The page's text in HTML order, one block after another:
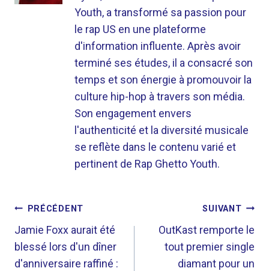
Youth, a transformé sa passion pour
le rap US en une plateforme
d'information influente. Après avoir
terminé ses études, il a consacré son
temps et son énergie à promouvoir la
culture hip-hop à travers son média.
Son engagement envers
l'authenticité et la diversité musicale
se reflète dans le contenu varié et
pertinent de Rap Ghetto Youth.
NAVIGATION
DE
L’ARTICLE
PRÉCÉDENT
Jamie Foxx aurait été
blessé lors d'un dîner
d'anniversaire raffiné :
SUIVANT
OutKast remporte le
tout premier single
diamant pour un